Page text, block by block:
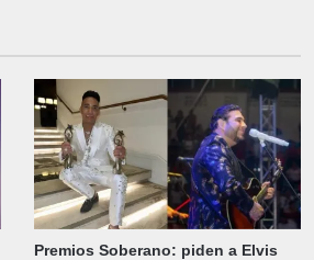
Premios Soberano: piden a Elvis